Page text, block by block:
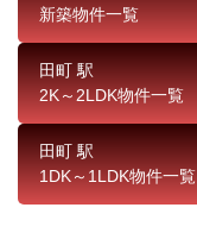
新築物件一覧
田町 駅
2K～2LDK物件一覧
田町 駅
1DK～1LDK物件一覧